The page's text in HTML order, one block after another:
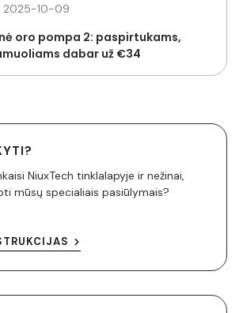
2025-10-09
oro pompa 2: paspirtukams,
dabar už €34
NiuxTech tinklalapyje ir nežinai,
mūsų specialiais pasiūlymais?